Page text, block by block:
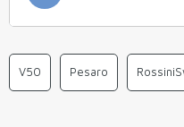
V50 Pesaro